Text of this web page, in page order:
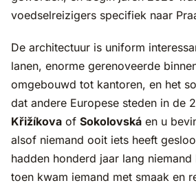
voedselreizigers specifiek naar
De architectuur is uniform
lanen, enorme gerenoveerde
omgebouwd tot kantoren, en het
dat andere Europese steden in de
Křižíkova of Sokolovská en u
alsof niemand ooit iets heeft
hadden honderd jaar lang
toen kwam iemand met smaak en